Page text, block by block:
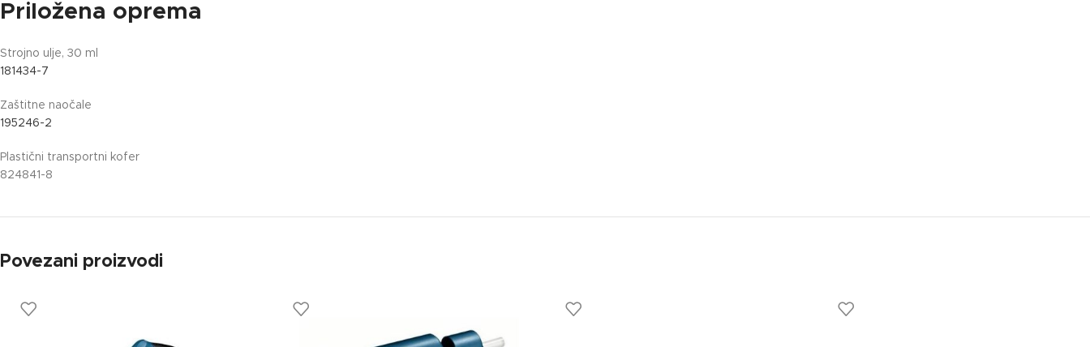
Priložena oprema
Strojno ulje, 30 ml
181434-7
Zaštitne naočale
195246-2
Plastični transportni kofer
824841-8
Povezani proizvodi